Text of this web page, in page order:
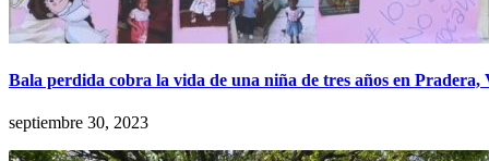
Bala perdida cobra la vida de una niña de tres años en Pradera,
septiembre 30, 2023